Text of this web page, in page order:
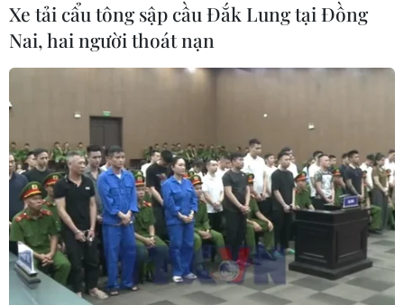
Sẵn sàng các phương án đáp ứng nhu cầu
đi lại của hành khách dịp lễ
26/04/2022 11:18
Hiện các đơn vị vận tải đường bộ, đường sắt và hàng
không đã sẵn sàng các phương án về việc đảm bảo an
toàn khai thác, chất lượng dịch vụ, đáp ứng nhu cầu đi
lại của hành khách trong dịp lễ 30/4-1/5.
Xe tải cẩu tông sập cầu Đắk Lung tại Đồng
Nai, hai người thoát nạn